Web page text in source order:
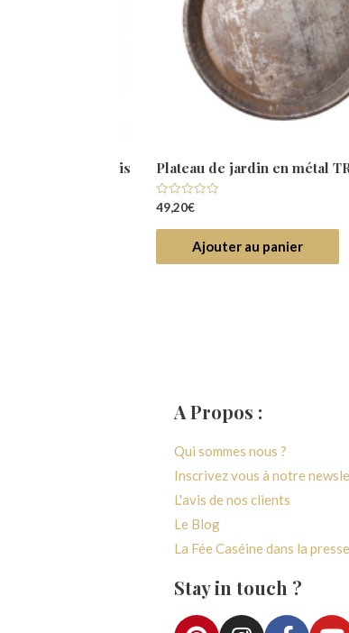
losanges bleu gris
Plateau de jardin en métal
Note
sur
49,20€
Ajouter au panier
A Propos :
Qui sommes nous ?
Inscrivez vous à notre
L'avis de nos clients
Le Blog
La Fée Caséine dans la presse
Stay in touch ?